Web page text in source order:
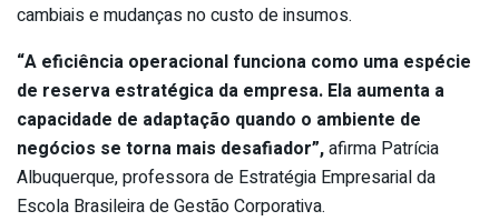
cambiais e mudanças no custo de insumos.
“A eficiência operacional funciona como uma espécie
de reserva estratégica da empresa. Ela aumenta a
capacidade de adaptação quando o ambiente de
negócios se torna mais desafiador”,afirma Patrícia
Albuquerque, professora de Estratégia Empresarial da
Escola Brasileira de Gestão Corporativa.